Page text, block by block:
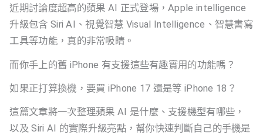
近期討論度超高的蘋果 AI 正式登場，Apple intelligence
升級包含 Siri AI、視覺智慧 Visual Intelligence、智慧書寫
工具等功能，真的非常吸睛。
而你手上的舊 iPhone 有支援這些有趣實用的功能嗎？
如果正打算換機，要買 iPhone 17 還是等 iPhone 18？
這篇文章將一次整理蘋果 AI 是什麼、支援機型有哪些，
以及 Siri AI 的實際升級亮點，幫你快速判斷自己的手機是